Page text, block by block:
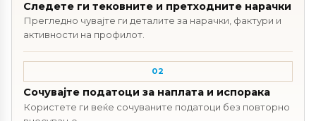
Следете ги тековните и претходните нарачки
Прегледно чувајте ги деталите за нарачки, фактури и
активности на профилот.
02
Сочувајте податоци за наплата и испорака
Користете ги веќе сочуваните податоци без повторно